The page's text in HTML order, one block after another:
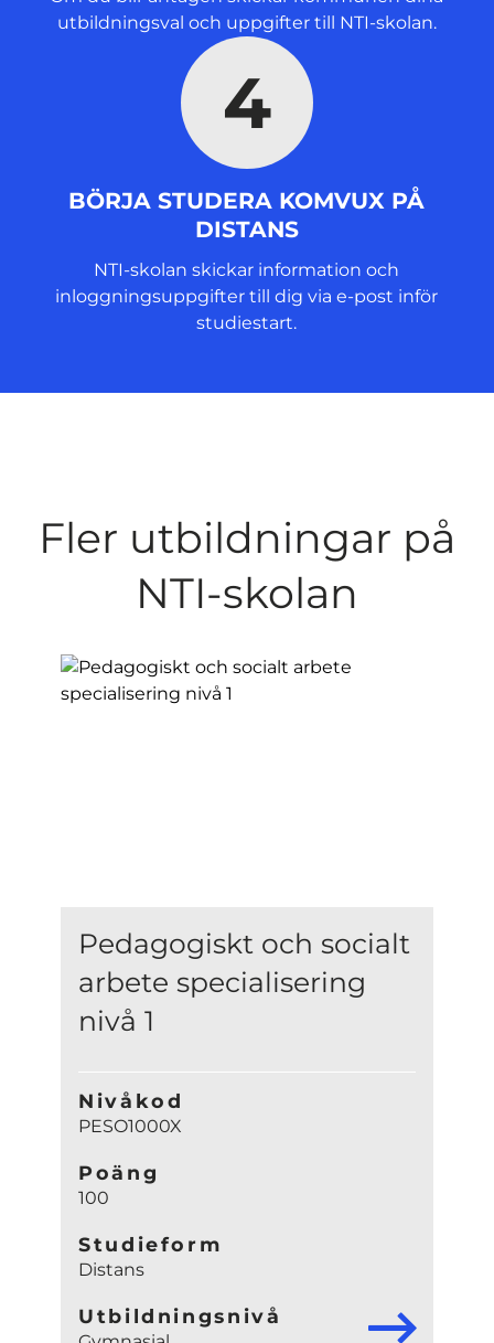
utbildningsval och uppgifter till NTI-skolan.
4
BÖRJA STUDERA KOMVUX PÅ
DISTANS
NTI-skolan skickar information och
inloggningsuppgifter till dig via e-post inför
studiestart.
Fler utbildningar på
NTI-skolan
Pedagogiskt och socialt
arbete specialisering
nivå 1
Nivåkod
PESO1000X
Poäng
100
Studieform
Distans
Utbildningsnivå